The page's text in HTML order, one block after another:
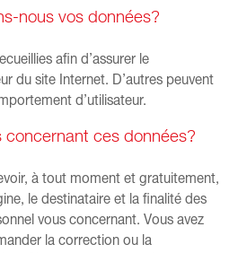
nous vos données?
afin d’assurer le
du site Internet. D’autres peuvent
d’utilisateur.
concernant ces données?
à tout moment et gratuitement,
le destinataire et la finalité des
vous concernant. Vous avez
la correction ou la